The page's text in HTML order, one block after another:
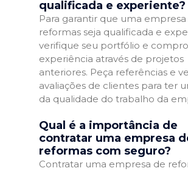
qualificada e experiente?
Para garantir que uma empresa
reformas seja qualificada e
verifique seu portfólio e
experiência através de projetos
anteriores. Peça referências e
avaliações de clientes para ter
da qualidade do trabalho da
Qual é a importância de
contratar uma empresa
reformas com seguro?
Contratar uma empresa de